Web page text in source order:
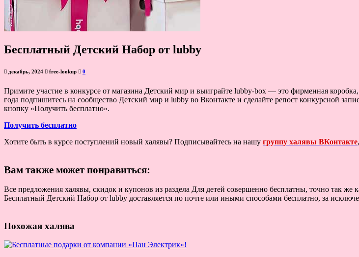
Бесплатный Детский Набор от lubby
декабрь, 2024 free-lookup 0
Примите участие в конкурсе от магазина Детский мир и выиграйте lubby-box — это фирменная
года подпишитесь на сообщество Детский мир и lubby во Вконтакте и сделайте репост конкурсной
кнопку «Получить бесплатно».
Получить бесплатно
Хотите быть в курсе поступлений новый халявы? Подписывайтесь на нашу группу халявы ВКонтакте
Вам также может понравиться:
Все предложения халявы, скидок и купонов из раздела Для детей совершенно бесплатны, точно так
Бесплатный Детский Набор от lubby доставляется по почте или иными способами бесплатно, за
Похожая халява